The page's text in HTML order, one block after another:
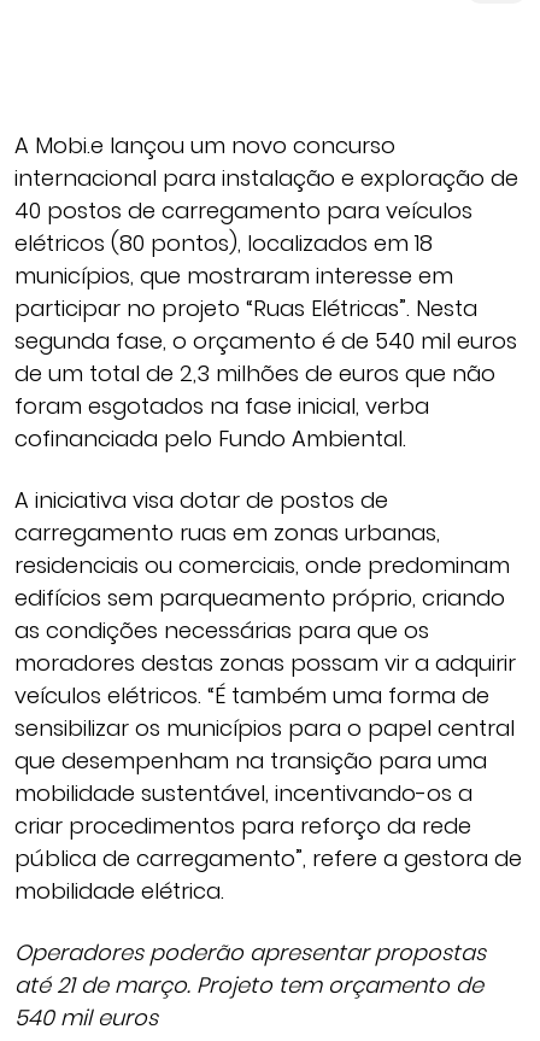
A Mobi.e lançou um novo concurso
internacional para instalação e exploração de
40 postos de carregamento para veículos
elétricos (80 pontos), localizados em 18
municípios, que mostraram interesse em
participar no projeto “Ruas Elétricas”. Nesta
segunda fase, o orçamento é de 540 mil euros
de um total de 2,3 milhões de euros que não
foram esgotados na fase inicial, verba
cofinanciada pelo Fundo Ambiental.
A iniciativa visa dotar de postos de
carregamento ruas em zonas urbanas,
residenciais ou comerciais, onde predominam
edifícios sem parqueamento próprio, criando
as condições necessárias para que os
moradores destas zonas possam vir a adquirir
veículos elétricos. “É também uma forma de
sensibilizar os municípios para o papel central
que desempenham na transição para uma
mobilidade sustentável, incentivando-os a
criar procedimentos para reforço da rede
pública de carregamento”, refere a gestora de
mobilidade elétrica.
Operadores poderão apresentar propostas
até 21 de março. Projeto tem orçamento de
540 mil euros